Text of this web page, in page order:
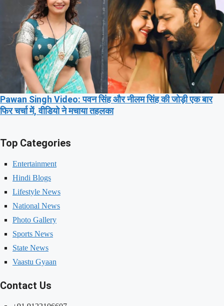
Pawan Singh Video: पवन सिंह और नीलम सिंह की जोड़ी एक बार
फिर चर्चा में, वीडियो ने मचाया तहलका
Top Categories
Entertainment
Hindi Blogs
Lifestyle News
National News
Photo Gallery
Sports News
State News
Vaastu Gyaan
Contact Us